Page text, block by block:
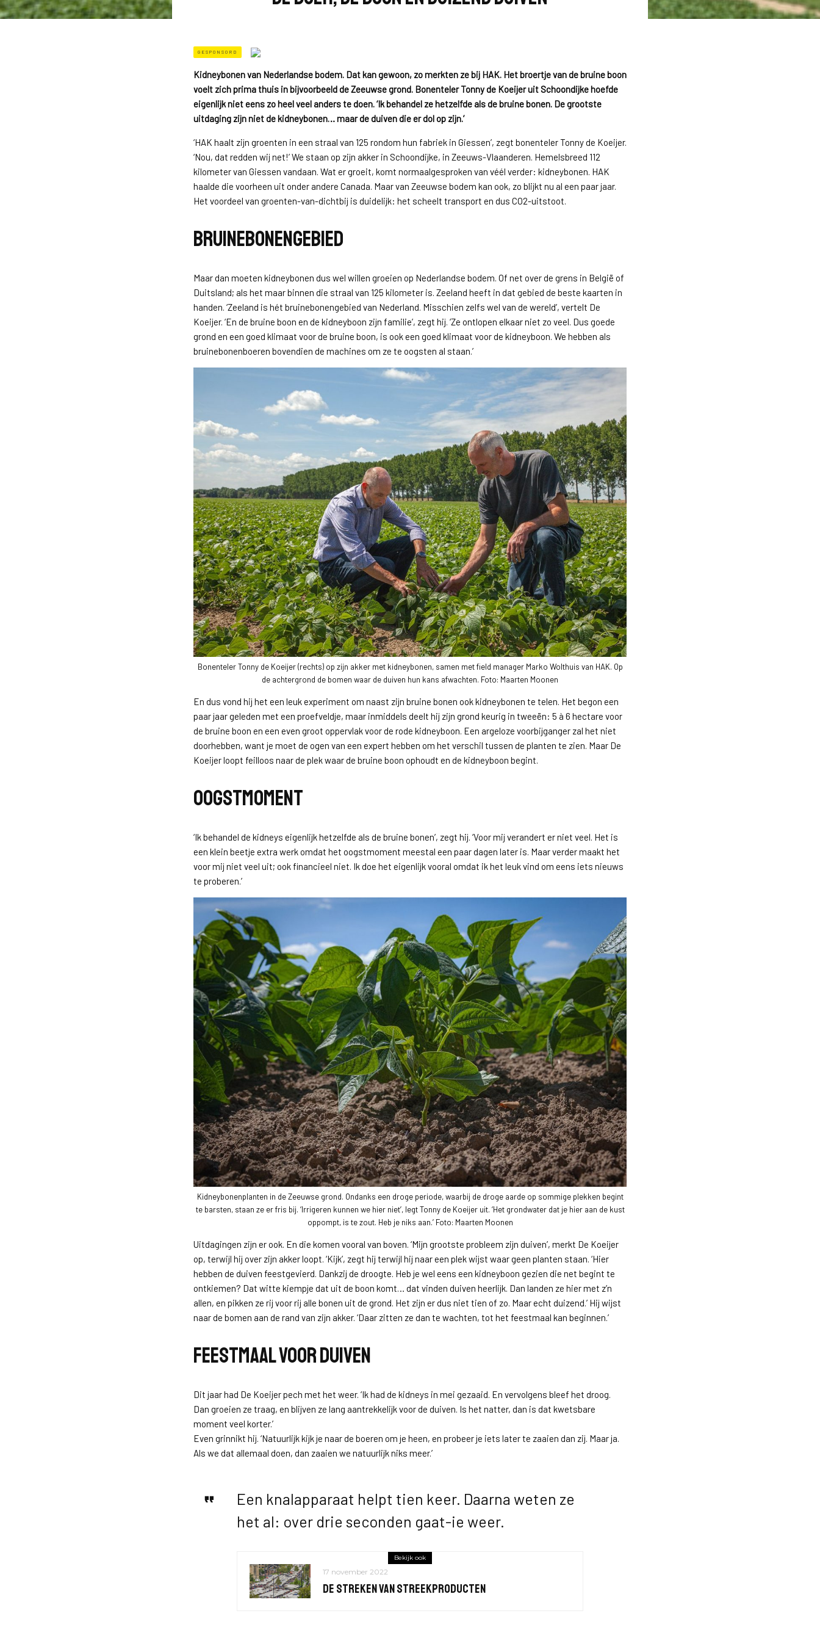
GESPONSORD
Kidneybonen van Nederlandse bodem. Dat kan gewoon, zo merkten ze bij HAK. Het broertje van de bruine boon
voelt zich prima thuis in bijvoorbeeld de Zeeuwse grond. Bonenteler Tonny de Koeijer uit Schoondijke hoefde
eigenlijk niet eens zo heel veel anders te doen. ‘Ik behandel ze hetzelfde als de bruine bonen. De grootste
uitdaging zijn niet de kidneybonen… maar de duiven die er dol op zijn.’
‘HAK haalt zijn groenten in een straal van 125 rondom hun fabriek in Giessen’, zegt bonenteler Tonny de Koeijer.
‘Nou, dat redden wij net!’ We staan op zijn akker in Schoondijke, in Zeeuws-Vlaanderen. Hemelsbreed 112
kilometer van Giessen vandaan. Wat er groeit, komt normaalgesproken van véél verder: kidneybonen. HAK
haalde die voorheen uit onder andere Canada. Maar van Zeeuwse bodem kan ook, zo blijkt nu al een paar jaar.
Het voordeel van groenten-van-dichtbij is duidelijk: het scheelt transport en dus CO2-uitstoot.
Bruinebonengebied
Maar dan moeten kidneybonen dus wel willen groeien op Nederlandse bodem. Of net over de grens in België of
Duitsland; als het maar binnen die straal van 125 kilometer is. Zeeland heeft in dat gebied de beste kaarten in
handen. ‘Zeeland is hét bruinebonengebied van Nederland. Misschien zelfs wel van de wereld’, vertelt De
Koeijer. ‘En de bruine boon en de kidneyboon zijn familie’, zegt hij. ‘Ze ontlopen elkaar niet zo veel. Dus goede
grond en een goed klimaat voor de bruine boon, is ook een goed klimaat voor de kidneyboon. We hebben als
bruinebonenboeren bovendien de machines om ze te oogsten al staan.’
Bonenteler Tonny de Koeijer (rechts) op zijn akker met kidneybonen, samen met field manager Marko Wolthuis van HAK. Op
de achtergrond de bomen waar de duiven hun kans afwachten. Foto: Maarten Moonen
En dus vond hij het een leuk experiment om naast zijn bruine bonen ook kidneybonen te telen. Het begon een
paar jaar geleden met een proefveldje, maar inmiddels deelt hij zijn grond keurig in tweeën: 5 à 6 hectare voor
de bruine boon en een even groot oppervlak voor de rode kidneyboon. Een argeloze voorbijganger zal het niet
doorhebben, want je moet de ogen van een expert hebben om het verschil tussen de planten te zien. Maar De
Koeijer loopt feilloos naar de plek waar de bruine boon ophoudt en de kidneyboon begint.
Oogstmoment
‘Ik behandel de kidneys eigenlijk hetzelfde als de bruine bonen’, zegt hij. ‘Voor mij verandert er niet veel. Het is
een klein beetje extra werk omdat het oogstmoment meestal een paar dagen later is. Maar verder maakt het
voor mij niet veel uit; ook financieel niet. Ik doe het eigenlijk vooral omdat ik het leuk vind om eens iets nieuws
te proberen.’
Kidneybonenplanten in de Zeeuwse grond. Ondanks een droge periode, waarbij de droge aarde op sommige plekken begint
te barsten, staan ze er fris bij. ‘Irrigeren kunnen we hier niet’, legt Tonny de Koeijer uit. ‘Het grondwater dat je hier aan de kust
oppompt, is te zout. Heb je niks aan.’ Foto: Maarten Moonen
Uitdagingen zijn er ook. En die komen vooral van boven. ‘Mijn grootste probleem zijn duiven’, merkt De Koeijer
op, terwijl hij over zijn akker loopt. ‘Kijk’, zegt hij terwijl hij naar een plek wijst waar geen planten staan. ‘Hier
hebben de duiven feestgevierd. Dankzij de droogte. Heb je wel eens een kidneyboon gezien die net begint te
ontkiemen? Dat witte kiempje dat uit de boon komt… dat vinden duiven heerlijk. Dan landen ze hier met z’n
allen, en pikken ze rij voor rij alle bonen uit de grond. Het zijn er dus niet tien of zo. Maar echt duizend.’ Hij wijst
naar de bomen aan de rand van zijn akker. ‘Daar zitten ze dan te wachten, tot het feestmaal kan beginnen.’
Feestmaal voor duiven
Dit jaar had De Koeijer pech met het weer. ‘Ik had de kidneys in mei gezaaid. En vervolgens bleef het droog.
Dan groeien ze traag, en blijven ze lang aantrekkelijk voor de duiven. Is het natter, dan is dat kwetsbare
moment veel korter.’
Even grinnikt hij. ‘Natuurlijk kijk je naar de boeren om je heen, en probeer je iets later te zaaien dan zij. Maar ja.
Als we dat allemaal doen, dan zaaien we natuurlijk niks meer.’
Een knalapparaat helpt tien keer. Daarna weten ze
het al: over drie seconden gaat-ie weer.
Bekijk ook
17 november 2022
De streken van streekproducten